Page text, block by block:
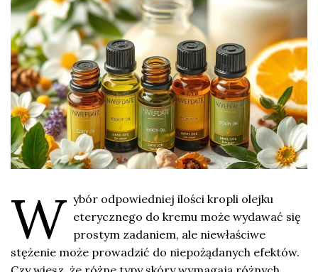
W ybór odpowiedniej ilości kropli olejku
eterycznego do kremu może wydawać się
prostym zadaniem, ale niewłaściwe
stężenie może prowadzić do niepożądanych efektów.